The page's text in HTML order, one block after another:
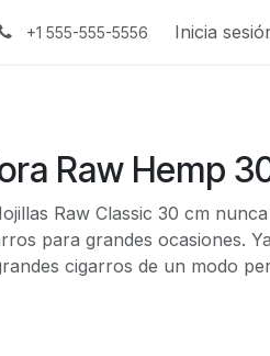
+1 555-555-5556 Inicia
Raw Hemp
Raw Classic 30 cm
para grandes ocasiones.
cigarros de un modo